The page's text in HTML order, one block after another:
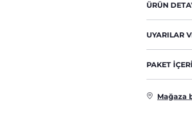
ÜRÜN
UYARILAR
PAKET
Mağaza